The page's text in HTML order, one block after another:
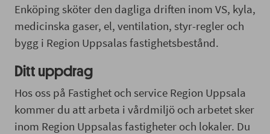
Enköping sköter den dagliga driften inom VS, kyla,
medicinska gaser, el, ventilation, styr-regler och
bygg i Region Uppsalas fastighetsbestånd.
Ditt uppdrag
Hos oss på Fastighet och service Region Uppsala
kommer du att arbeta i vårdmiljö och arbetet sker
inom Region Uppsalas fastigheter och lokaler. Du